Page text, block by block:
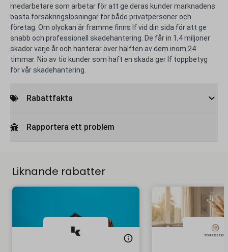
medarbetare som arbetar för att ge deras kunder marknadens
bästa försäkringslösningar för både privatpersoner och
företag. Om olyckan är framme finns If vid din sida för att ge
snabb och professionell skadehantering. De får in 1,4 miljoner
skador varje år och hanterar över hälften av dem inom 24
timmar. Nio av tio kunder som haft en skada ger If toppbetyg
för vår skadehantering.
Rabattfakta
Rapportera ett problem
Liknande rabatter